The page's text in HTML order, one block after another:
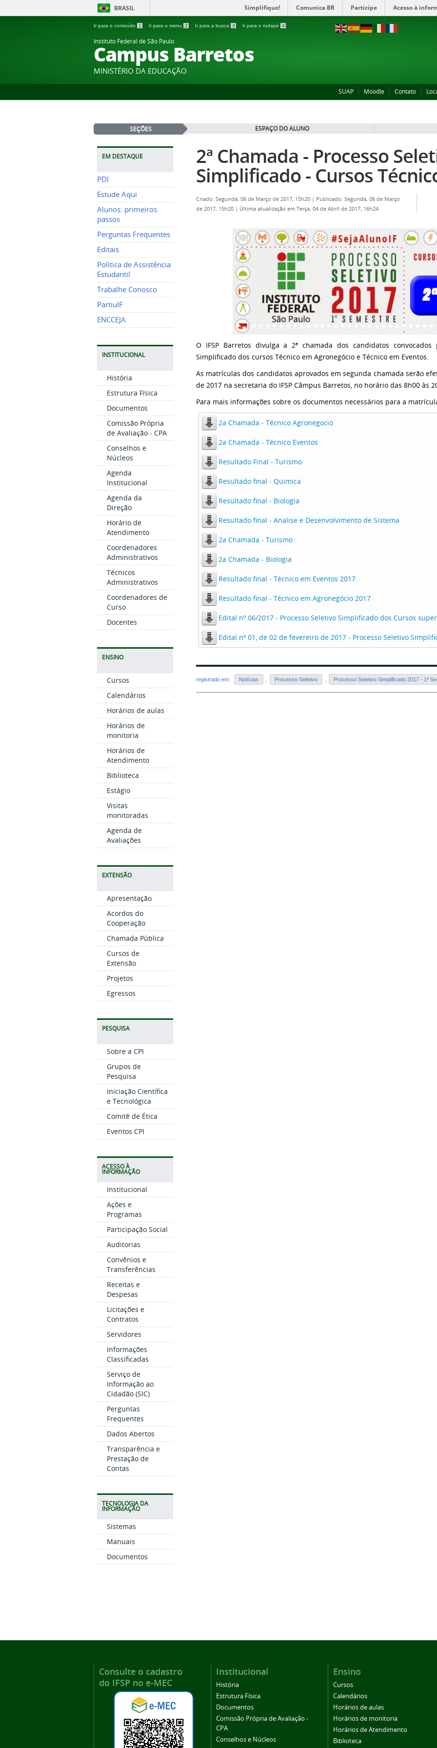
BRASIL Simplifique! Comunica BR Participe Acesso à
Ir para o conteúdo 1 Ir para o menu 2 Ir para a busca 3 Ir para o rodapé 4
Instituto Federal de São Paulo
Campus Barretos
MINISTÉRIO DA EDUCAÇÃO
SUAP Moodle Contato
SEÇÕES ESPAÇO DO ALUNO
EM DESTAQUE
PDI
Estude Aqui
Alunos: primeiros
passos
Perguntas Frequentes
Editais
Política de Assistência
Estudantil
Trabalhe Conosco
PartiuIF
ENCCEJA
INSTITUCIONAL
História
Estrutura Física
Documentos
Comissão Própria
de Avaliação - CPA
Conselhos e
Núcleos
Agenda
Institucional
Agenda da
Direção
Horário de
Atendimento
Coordenadores
Administrativos
Técnicos
Administrativos
Coordenadores de
Curso
Docentes
ENSINO
Cursos
Calendários
Horários de aulas
Horários de
monitoria
Horários de
Atendimento
Biblioteca
Estágio
Visitas
monitoradas
Agenda de
Avaliações
EXTENSÃO
Apresentação
Acordos do
Cooperação
Chamada Pública
Cursos de
Extensão
Projetos
Egressos
PESQUISA
Sobre a CPI
Grupos de
Pesquisa
Iniciação Científica
e Tecnológica
Comitê de Ética
Eventos CPI
ACESSO À
INFORMAÇÃO
Institucional
Ações e
Programas
Participação Social
Auditorias
Convênios e
Transferências
Receitas e
Despesas
Licitações e
Contratos
Servidores
Informações
Classificadas
Serviço de
Informação ao
Cidadão (SIC)
Perguntas
Frequentes
Dados Abertos
Transparência e
Prestação de
Contas
TECNOLOGIA DA
INFORMAÇÃO
Sistemas
Manuais
Documentos
2ª Chamada - Processo
Simplificado - Cursos
Criado: Segunda, 06 de Março de 2017, 15h20 | Publicado: Segunda, 06 de Março
de 2017, 15h20 | Última atualização em Terça, 04 de Abril de 2017, 16h24
O IFSP Barretos divulga a 2ª chamada dos candidatos
Simplificado dos cursos Técnico em Agronegócio e Técnico em Eventos.
As matrículas dos candidatos aprovados em segunda chamada serão
de 2017 na secretaria do IFSP Câmpus Barretos, no horário das 8h00 às
Para mais informações sobre os documentos necessários para a
2a Chamada - Técnico Agronegocio
2a Chamada - Técnico Eventos
Resultado Final - Turismo
Resultado final - Quimica
Resultado final - Biologia
Resultado final - Analise e Desenvolvimento de Sistema
2a Chamada - Turismo
2a Chamada - Biologia
Resultado final - Técnico em Eventos 2017
Resultado final - Técnico em Agronegócio 2017
Edital nº 06/2017 - Processo Seletivo Simplificado dos Cursos
Edital nº 01, de 02 de fevereiro de 2017 - Processo Seletivo
registrado em: Notícias Processo Seletivo Processo Seletivo Simplificado 2017 - 1º
Consulte o cadastro
do IFSP no e-MEC
Institucional
História
Estrutura Física
Documentos
Comissão Própria de Avaliação -
CPA
Conselhos e Núcleos
Ensino
Cursos
Calendários
Horários de aulas
Horários de monitoria
Horários de Atendimento
Biblioteca